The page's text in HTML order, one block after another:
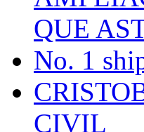
QUE
No. 1
CIVIL